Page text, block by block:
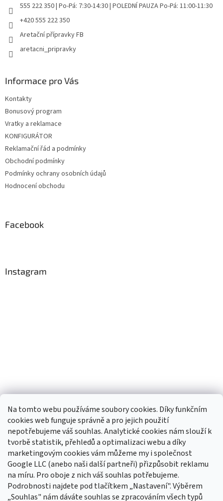
Na tomto webu používáme soubory cookies. Díky funkčním
cookies web funguje správně a pro jejich použití
nepotřebujeme váš souhlas. Analytické cookies nám slouží k
tvorbě statistik, přehledů a optimalizaci webu a díky
marketingovým cookies vám můžeme my i společnost
Google LLC (anebo naši další partneři) přizpůsobit reklamu
na míru. Pro oboje z nich váš souhlas potřebujeme.
Podrobnosti najdete pod tlačítkem „Nastavení". Výběrem
„Souhlas" nám dáváte souhlas se zpracováním všech typů
555 222 350 | Po-Pá: 7:30-14:30 | POLEDNÍ PAUZA Po-Pá: 11:00-11:30
+420 555 222 350
Aretační přípravky FB
aretacni_pripravky
Informace pro Vás
Kontakty
Bonusový program
Vratky a reklamace
KONFIGURÁTOR
Reklamační řád a podmínky
Obchodní podmínky
Podmínky ochrany osobních údajů
Hodnocení obchodu
Facebook
Instagram
Sledovat na Instagramu
Odebírat newsletter
Vložte svůj e-mail a my vám budeme zasílat informace o nových